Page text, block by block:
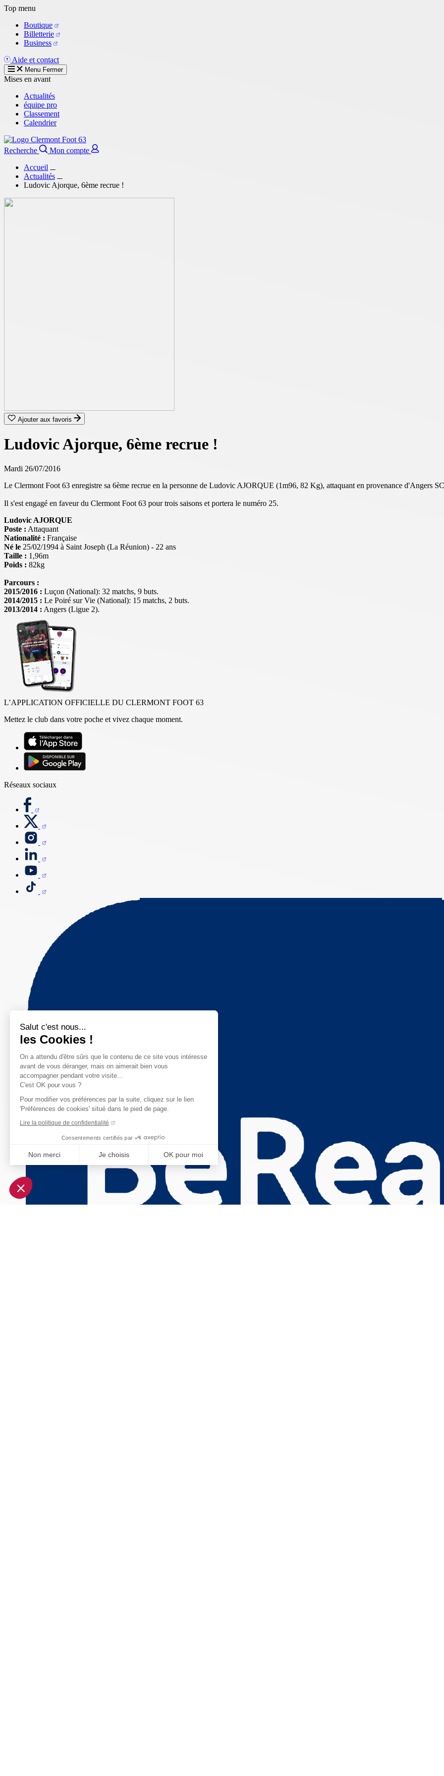
Salut c'est nous...
les Cookies !
On a attendu d'être sûrs que le contenu de ce site vous intéresse
avant de vous déranger, mais on aimerait bien vous
accompagner pendant votre visite...
C'est OK pour vous ?
Pour modifier vos préférences par la suite, cliquez sur le lien
'Préférences de cookies' situé dans le pied de page.
Lire la politique de confidentialité
Consentements certifiés par
Non merci Je choisis OK pour moi
Plateforme de Gestion du Consentement : Personnalisez vos Options
Notre plateforme vous permet d'adapter et de gérer vos paramètres de confidentialité, en garantissant la conformité avec
Aller
contenu
principal
Top menu
Boutique
Billetterie
Business
Aide et contact
Menu Fermer
Mises en avant
Actualités
équipe pro
Classement
Calendrier
Recherche
Mon compte
Accueil
Actualités
Ludovic Ajorque, 6ème recrue !
Ajouter aux favoris
Ludovic Ajorque, 6ème recrue !
Mardi 26/07/2016
Le Clermont Foot 63 enregistre sa 6ème recrue en la personne de Ludovic AJORQUE (1m96, 82 Kg), attaquant en provenance d'Angers
Il s'est engagé en faveur du Clermont Foot 63 pour trois saisons et portera le numéro 25.
Ludovic AJORQUE
Poste : Attaquant
Nationalité : Française
Né le 25/02/1994 à Saint Joseph (La Réunion) - 22 ans
Taille : 1,96m
Poids : 82kg
Parcours :
2015/2016 : Luçon (National): 32 matchs, 9 buts.
2014/2015 : Le Poiré sur Vie (National): 15 matchs, 2 buts.
2013/2014 : Angers (Ligue 2).
L’APPLICATION OFFICIELLE DU CLERMONT FOOT 63
Mettez le club dans votre poche et vivez chaque moment.
Réseaux sociaux